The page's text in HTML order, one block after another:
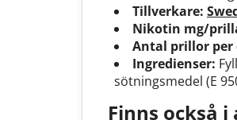
Tillverkare:
Nikotin mg/
Antal prillor per
Ingredienser:
sötningsmedel (E
Finns också